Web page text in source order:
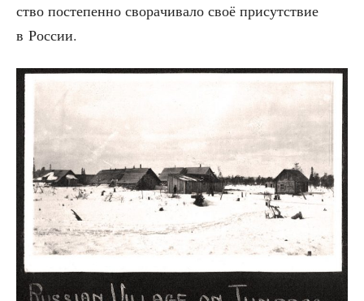
ство посте­пен­но сво­ра­чи­ва­ло своё при­сут­ствие
в России.